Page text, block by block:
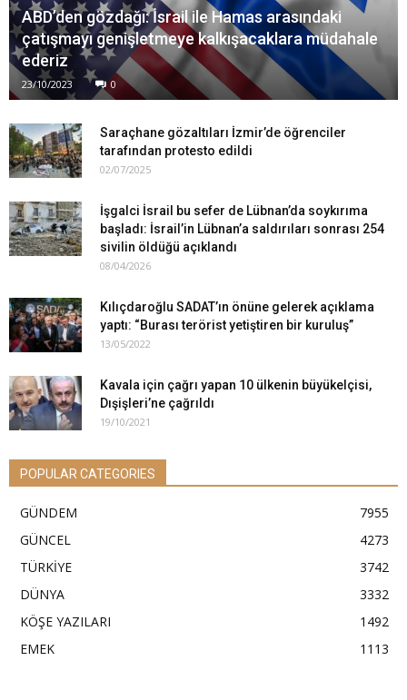
ABD’den gözdağı: İsrail ile Hamas arasındaki
çatışmayı genişletmeye kalkışacaklara müdahale
ederiz
23/10/2023 0
Saraçhane gözaltıları İzmir’de öğrenciler
tarafından protesto edildi
02/07/2025
İşgalci İsrail bu sefer de Lübnan’da soykırıma
başladı: İsrail’in Lübnan’a saldırıları sonrası 254
sivilin öldüğü açıklandı
08/04/2026
Kılıçdaroğlu SADAT’ın önüne gelerek açıklama
yaptı: “Burası terörist yetiştiren bir kuruluş”
13/05/2022
Kavala için çağrı yapan 10 ülkenin büyükelçisi,
Dışişleri’ne çağrıldı
19/10/2021
POPULAR CATEGORIES
GÜNDEM
7955
GÜNCEL
4273
TÜRKİYE
3742
DÜNYA
3332
KÖŞE YAZILARI
1492
EMEK
1113